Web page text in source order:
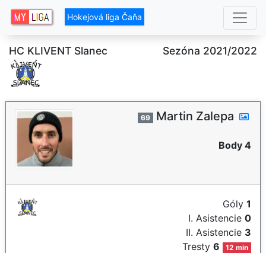
Hokejová liga Čaňa
HC KLIVENT Slanec Sezóna 2021/2022
69 Martin Zalepa
Body 4
Góly 1
I. Asistencie 0
II. Asistencie 3
Tresty6 12 min